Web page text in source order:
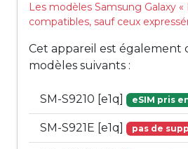
Les modèles Samsung Galaxy «
compatibles, sauf ceux
Cet appareil est également
modèles suivants :
SM-S9210 [e1q] eSIM pris
SM-S921E [e1q] pas de